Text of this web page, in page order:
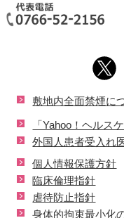
敷地内全面禁煙に
「Yahoo！ヘルス
外国人患者受入れ
個人情報保護方針
臨床倫理指針
虐待防止指針
身体的拘束最小化